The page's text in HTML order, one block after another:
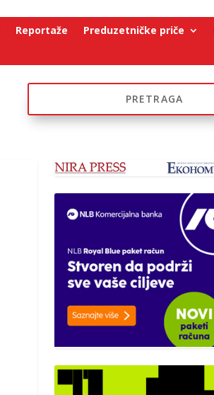
Reportaže Preduzetničke priče